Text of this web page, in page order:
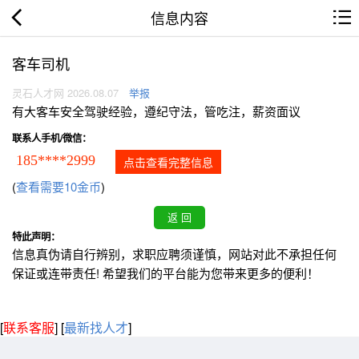
信息内容
客车司机
灵石人才网 2026.08.07 举报
有大客车安全驾驶经验，遵纪守法，管吃注，薪资面议
联系人手机/微信：
185****2999 点击查看完整信息
(查看需要10金币)
特此声明：
信息真伪请自行辨别，求职应聘须谨慎，网站对此不承担任何
保证或连带责任! 希望我们的平台能为您带来更多的便利！
[联系客服] [最新找人才]